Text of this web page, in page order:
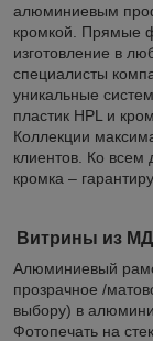
алюминиевым
кромкой. Прямые
изготовление в
специалисты
уникальные
пластик HPL и
Коллекции
клиентов. Ко всем
кромка –
Витрины из
Алюминиевый
прозрачное /
выбору) в
Фотопечать на